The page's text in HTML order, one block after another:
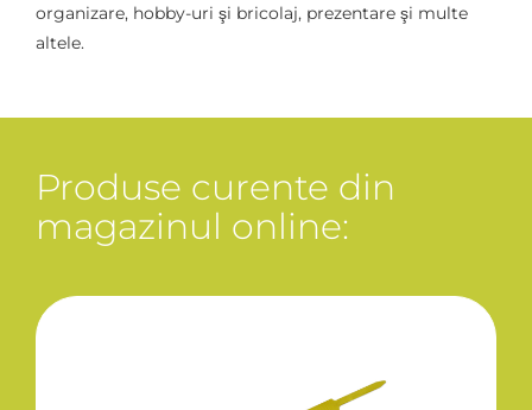
organizare, hobby-uri şi bricolaj, prezentare şi multe
altele.
Produse curente din
magazinul online: